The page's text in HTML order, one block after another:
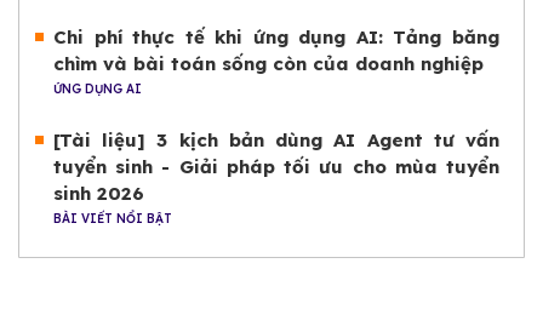
Chi phí thực tế khi ứng dụng AI: Tảng băng
chìm và bài toán sống còn của doanh nghiệp
ỨNG DỤNG AI
[Tài liệu] 3 kịch bản dùng AI Agent tư vấn
tuyển sinh - Giải pháp tối ưu cho mùa tuyển
sinh 2026
BÀI VIẾT NỔI BẬT